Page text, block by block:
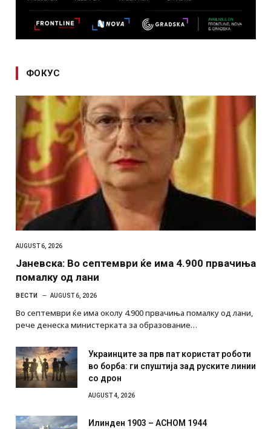
ФОКУС
AUGUST 6, 2026
Јаневска: Во септември ќе има 4.900 првачиња
помалку од лани
ВЕСТИ AUGUST 6, 2026
Во септември ќе има околу 4.900 првачиња помалку од лани,
рече денеска министерката за образование…
Украинците за прв пат користат роботи
во борба: ги спуштија зад руските линии
со дрон
AUGUST 4, 2026
Илинден 1903 – АСНОМ 1944